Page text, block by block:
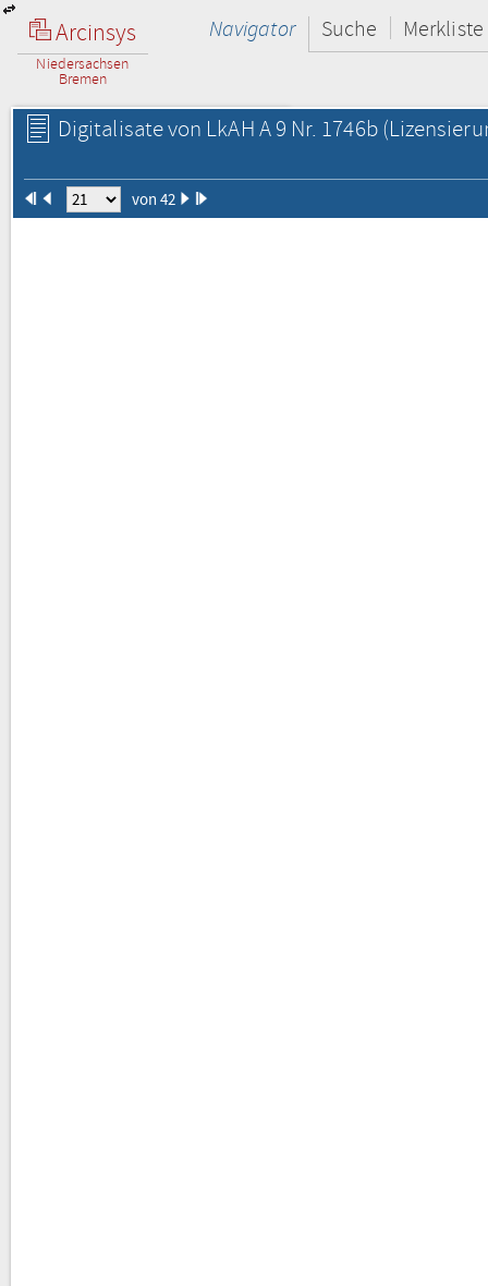
Arcinsys
Niedersachsen
Bremen
Navigator Suche Merkliste
Digitalisate von LkAH A 9 Nr. 1746b
von 42